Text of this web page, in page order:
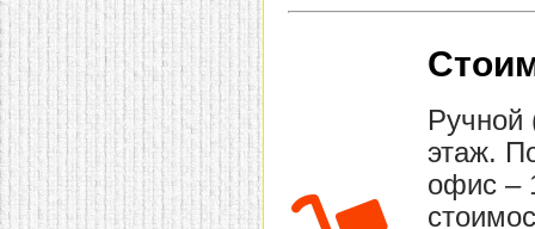
Ручной
этаж.
офис –